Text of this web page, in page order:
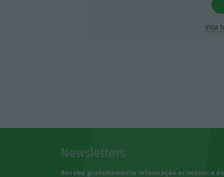
Veja
Newsletters
Receba gratuitamente informação económica de